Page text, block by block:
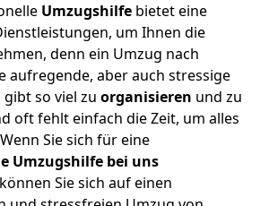
Umzugshilfe bietet eine
um Ihnen die
denn ein Umzug nach
aufregende, aber auch stressige
so viel zu organisieren und zu
oft fehlt einfach die Zeit, um alles
Sie sich für eine
Umzugshilfe bei uns
Sie sich auf einen